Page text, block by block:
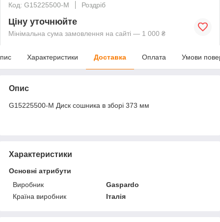
Код: G15225500-M
Роздріб
Ціну уточнюйте
Мінімальна сума замовлення на сайті — 1 000 ₴
Характеристики Доставка Оплата Умови
Опис
G15225500-M Диск сошника в зборі 373 мм
Характеристики
Основні атрибути
Виробник
Gaspardo
Країна виробник
Італія